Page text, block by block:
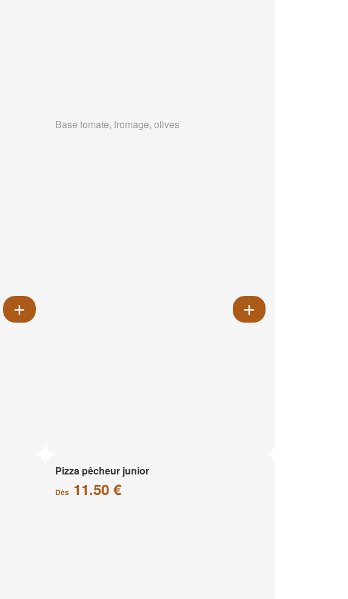
Base tomate, fromage, olives
Pizza pêcheur junior
Dès 11.50 €